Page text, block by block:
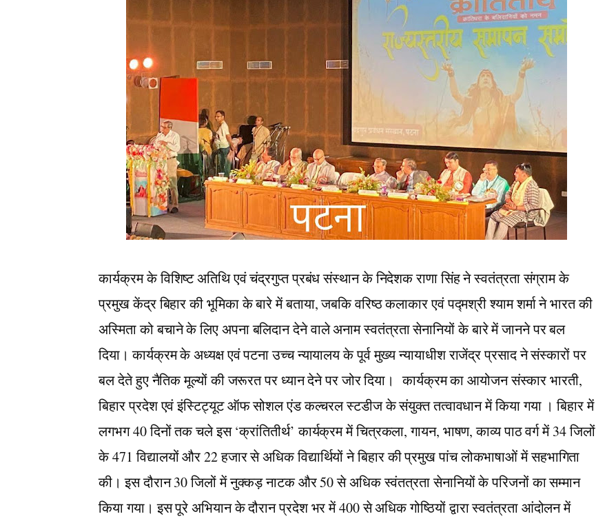
कार्यक्रम के विशिष्ट अतिथि एवं चंद्रगुप्त प्रबंध संस्थान के निदेशक राणा सिंह ने स्वतंत्रता संग्राम के
प्रमुख केंद्र बिहार की भूमिका के बारे में बताया, जबकि वरिष्ठ कलाकार एवं पद्मश्री श्याम शर्मा ने भारत की
अस्मिता को बचाने के लिए अपना बलिदान देने वाले अनाम स्वतंत्रता सेनानियों के बारे में जानने पर बल
दिया। कार्यक्रम के अध्यक्ष एवं पटना उच्च न्यायालय के पूर्व मुख्य न्यायाधीश राजेंद्र प्रसाद ने संस्कारों पर
बल देते हुए नैतिक मूल्यों की जरूरत पर ध्यान देने पर जोर दिया। कार्यक्रम का आयोजन संस्कार भारती,
बिहार प्रदेश एवं इंस्टिट्यूट ऑफ सोशल एंड कल्चरल स्टडीज के संयुक्त तत्वावधान में किया गया । बिहार में
लगभग 40 दिनों तक चले इस ‘क्रांतितीर्थ’ कार्यक्रम में चित्रकला, गायन, भाषण, काव्य पाठ वर्ग में 34 जिलों
के 471 विद्यालयों और 22 हजार से अधिक विद्यार्थियों ने बिहार की प्रमुख पांच लोकभाषाओं में सहभागिता
की। इस दौरान 30 जिलों में नुक्कड़ नाटक और 50 से अधिक स्वंतत्रता सेनानियों के परिजनों का सम्मान
किया गया। इस पूरे अभियान के दौरान प्रदेश भर में 400 से अधिक गोष्ठियों द्वारा स्वतंत्रता आंदोलन में